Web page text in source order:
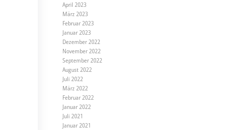
April 2023
März 2023
Februar 2023
Januar 2023
Dezember 2022
November 2022
September 2022
August 2022
Juli 2022
März 2022
Februar 2022
Januar 2022
Juli 2021
Januar 2021